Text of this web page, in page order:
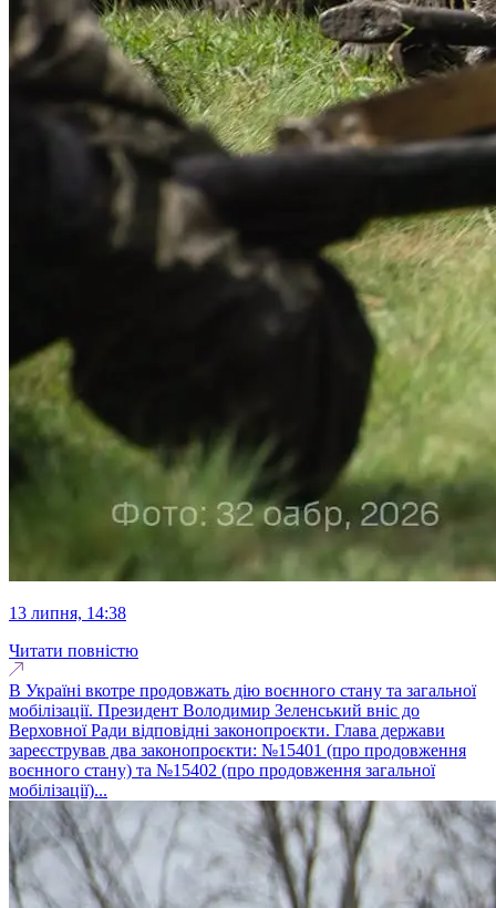
13 липня, 14:38
Читати повністю
В Україні вкотре продовжать дію воєнного стану та загальної
мобілізації. Президент Володимир Зеленський вніс до
Верховної Ради відповідні законопроєкти. Глава держави
зареєстрував два законопроєкти: №15401 (про продовження
воєнного стану) та №15402 (про продовження загальної
мобілізації)...